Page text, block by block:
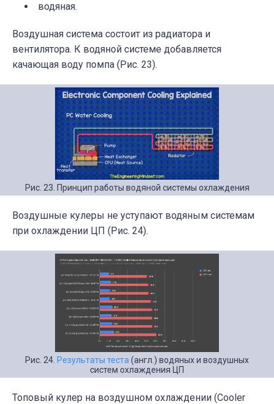
водяная.
Воздушная система состоит из радиатора и
вентилятора. К водяной системе добавляется
качающая воду помпа (Рис. 23).
Рис. 23. Принцип работы водяной системы охлаждения
Воздушные кулеры не уступают водяным системам
при охлаждении ЦП (Рис. 24).
Рис. 24. Результаты теста (англ.) водяных и воздушных
систем охлаждения ЦП
Топовый кулер на воздушном охлаждении (Cooler